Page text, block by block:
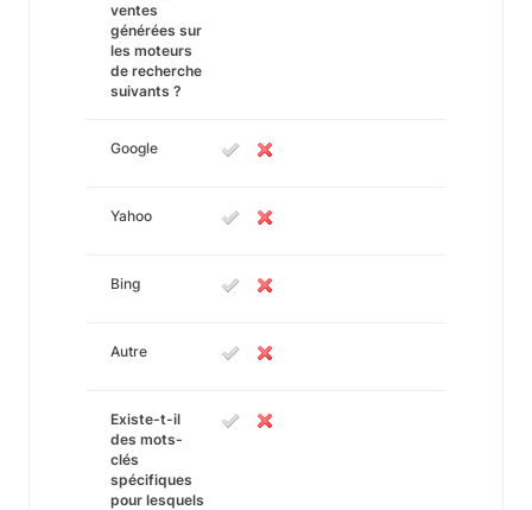
ventes
générées sur
les moteurs
de recherche
suivants ?
Google
Yahoo
Bing
Autre
Existe-t-il
des mots-
clés
spécifiques
pour lesquels